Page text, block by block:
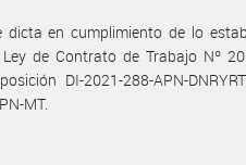
dicta en cumplimiento de lo
de Contrato de Trabajo Nº
DI-2021-288-APN-
MT.